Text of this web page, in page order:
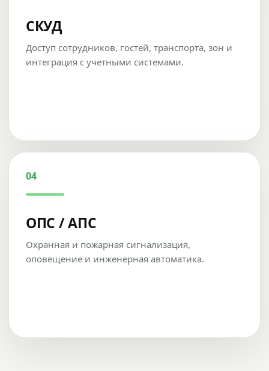
СКУД
Доступ сотрудников, гостей, транспорта, зон и
интеграция с учетными системами.
04
ОПС / АПС
Охранная и пожарная сигнализация,
оповещение и инженерная автоматика.